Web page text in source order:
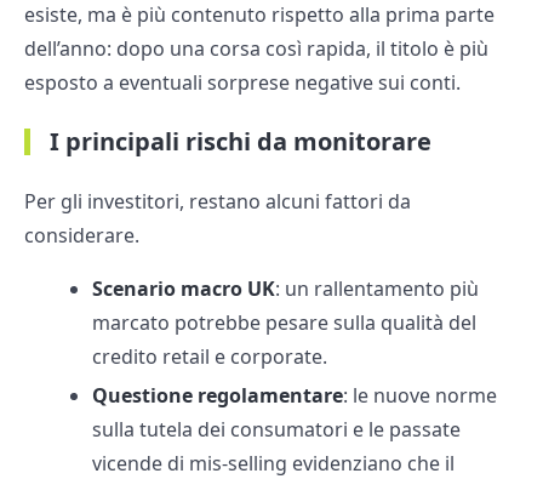
esiste, ma è più contenuto rispetto alla prima parte
dell’anno: dopo una corsa così rapida, il titolo è più
esposto a eventuali sorprese negative sui conti.
I principali rischi da monitorare
Per gli investitori, restano alcuni fattori da
considerare.
Scenario macro UK: un rallentamento più
marcato potrebbe pesare sulla qualità del
credito retail e corporate.
Questione regolamentare: le nuove norme
sulla tutela dei consumatori e le passate
vicende di mis-selling evidenziano che il